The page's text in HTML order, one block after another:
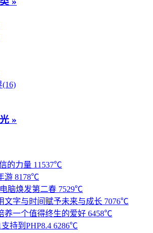
(16)
»
的力量 11537℃
游 8178℃
脑焕发第二春 7529℃
文字与时间赋予未来与成长 7076℃
养一个值得终生的爱好 6458℃
持到PHP8.4 6286℃